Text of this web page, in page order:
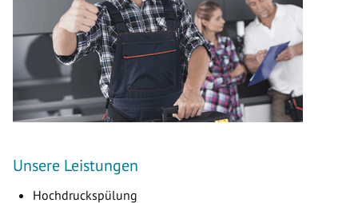
Unsere Leistungen
Hochdruckspülung